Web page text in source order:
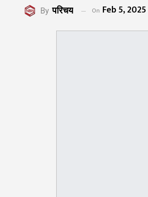
By परिचय On Feb 5, 2025